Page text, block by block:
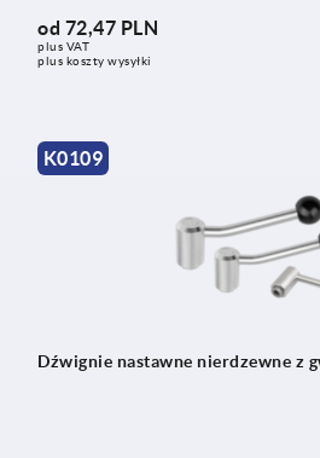
od 72,47 PLN
plus VAT
plus koszty wysyłki
K0109
Dźwignie nastawne nierdzewne z